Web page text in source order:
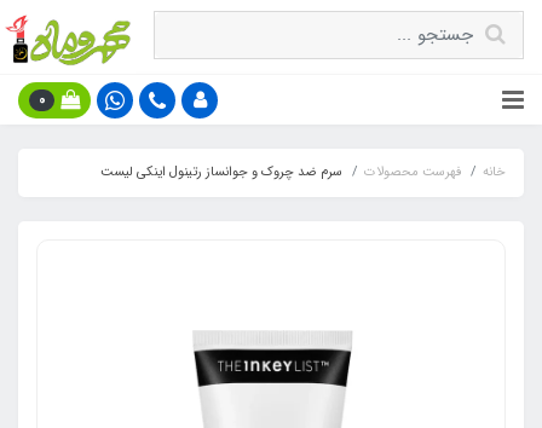
0
خانه فهرست محصولات سرم ضد چروک و جوانساز رتینول اینکی لیست